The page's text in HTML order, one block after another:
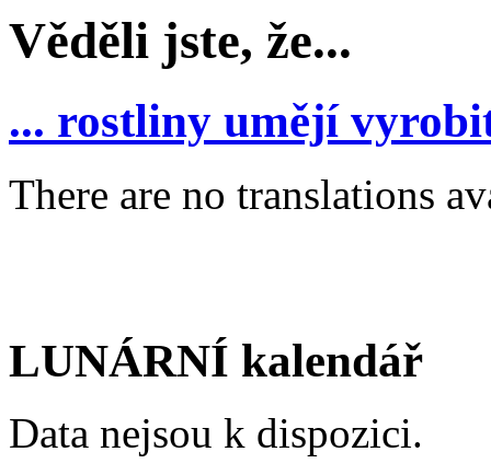
Věděli jste, že...
... rostliny umějí
There are no translations
LUNÁRNÍ kalendář
Data nejsou k dispozici.